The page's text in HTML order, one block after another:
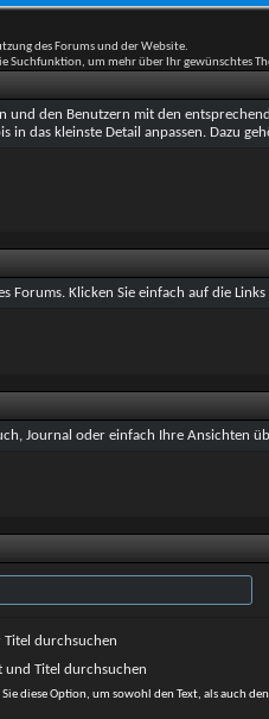
des Forums und der Website.
Suchfunktion, um mehr über Ihr gewünschtes
und den Benutzern mit den
in das kleinste Detail anpassen. Dazu
Forums. Klicken Sie einfach auf die
Journal oder einfach Ihre Ansichten
Titel durchsuchen
und Titel durchsuchen
diese Option, um sowohl den Text, als auch